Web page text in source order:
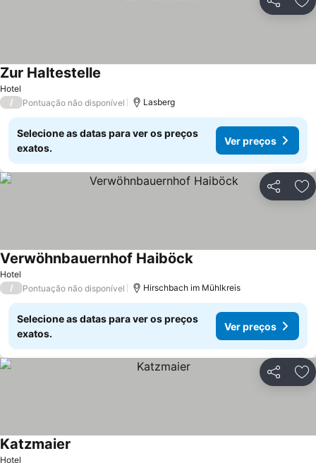
Partilhar
Hotel
Zur Haltestelle
/ Pontuação não disponível Lasberg
Selecione as datas para ver os preços
exatos.
Ver preços
Partilhar
Hotel
Verwöhnbauernhof Haiböck
/ Pontuação não disponível Hirschbach im Mühlkreis
Selecione as datas para ver os preços
exatos.
Ver preços
Partilhar
Hotel
Katzmaier